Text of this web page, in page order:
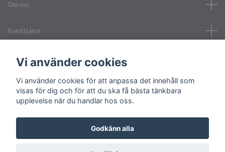
Om oss
Kundtjänst
Läs mer
Sociala medier
Vi använder cookies
Vi använder cookies för att anpassa det innehåll som
visas för dig och för att du ska få bästa tänkbara
upplevelse när du handlar hos oss.
Godkänn alla